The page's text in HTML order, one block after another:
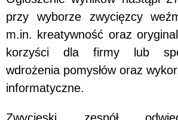
przy wyborze zwycięzcy
m.in. kreatywność oraz
korzyści dla firmy lub
wdrożenia pomysłów oraz
informatyczne.